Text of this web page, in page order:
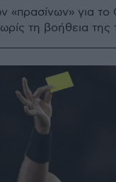
«πρασίνων» για το
τη βοήθεια της